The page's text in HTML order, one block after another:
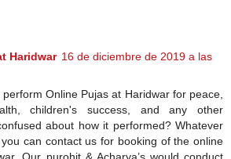
Haridwar 16 de diciembre de 2019 a las
Online Pujas at Haridwar for peace,
children's success, and any other
about how it performed? Whatever
can contact us for booking of the online